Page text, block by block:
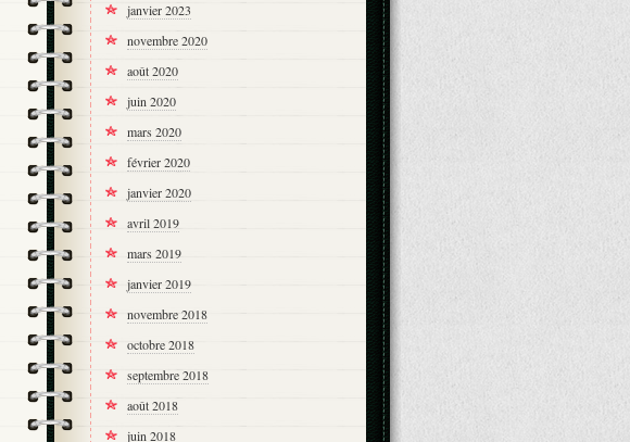
janvier 2023
novembre 2020
août 2020
juin 2020
mars 2020
février 2020
janvier 2020
avril 2019
mars 2019
janvier 2019
novembre 2018
octobre 2018
septembre 2018
août 2018
juin 2018